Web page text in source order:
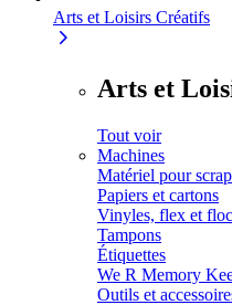
Arts et Loisirs Créatifs
Arts et
Tout voir
Machines
Matériel pour
Papiers et cartons
Vinyles, flex et
Tampons
Étiquettes
We R Memory
Outils et